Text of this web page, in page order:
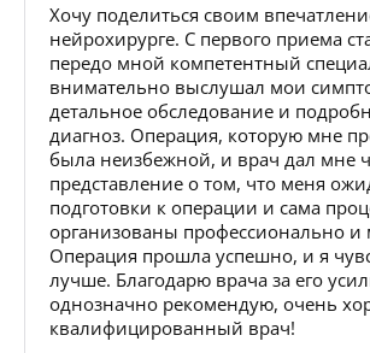
Хочу поделиться своим
нейрохирурге. С первого приема
передо мной компетентный
внимательно выслушал мои
детальное обследование и
диагноз. Операция, которую мне
была неизбежной, и врач дал мне
представление о том, что меня
подготовки к операции и сама
организованы профессионально и
Операция прошла успешно, и я
лучше. Благодарю врача за его
однозначно рекомендую, очень
квалифицированный врач!